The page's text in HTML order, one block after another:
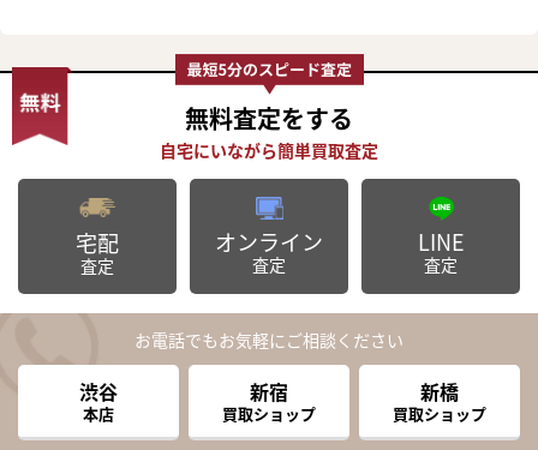
無料査定をする
宅配
査定
オンライン
査定
LINE
査定
お電話でもお気軽にご相談ください
渋谷
本店
新宿
買取ショップ
新橋
買取ショップ